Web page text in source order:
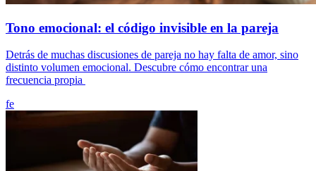
Tono emocional: el código invisible en la pareja
Detrás de muchas discusiones de pareja no hay falta de amor, sino
distinto volumen emocional. Descubre cómo encontrar una
frecuencia propia
fe